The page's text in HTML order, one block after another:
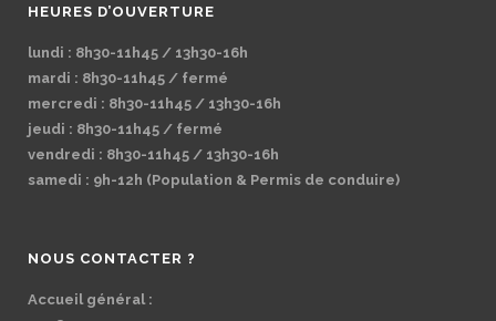
HEURES D’OUVERTURE
lundi : 8h30-11h45 / 13h30-16h
mardi : 8h30-11h45 / fermé
mercredi : 8h30-11h45 / 13h30-16h
jeudi : 8h30-11h45 / fermé
vendredi : 8h30-11h45 / 13h30-16h
samedi : 9h-12h (Population & Permis de conduire)
NOUS CONTACTER ?
Accueil général :